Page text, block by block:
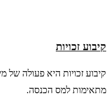
קיבוע זכויות
קיבוע זכויות היא פעולה
מתאימות למס הכנסה.